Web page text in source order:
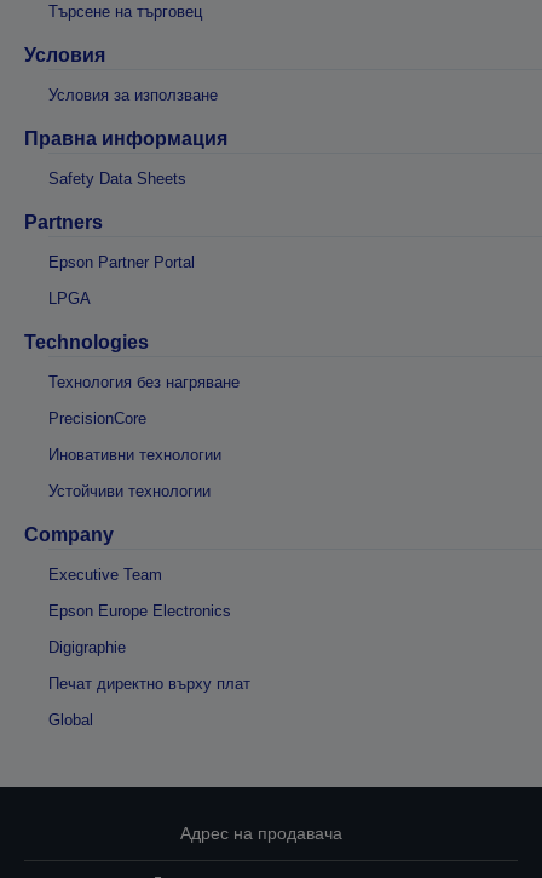
Търсене на търговец
Условия
Условия за използване
Правна информация
Safety Data Sheets
Partners
Epson Partner Portal
LPGA
Technologies
Технология без нагряване
PrecisionCore
Иновативни технологии
Устойчиви технологии
Company
Executive Team
Epson Europe Electronics
Digigraphie
Печат директно върху плат
Global
Адрес на продавача